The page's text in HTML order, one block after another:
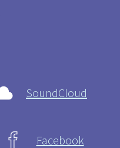
SoundCloud
Facebook